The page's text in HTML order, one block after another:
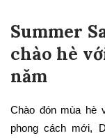
Summer
chào hè
năm
Chào đón mùa hè
phong cách mới,